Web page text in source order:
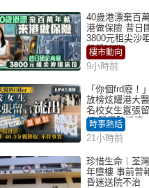
40歲港漂棄百
港做保險 昔日
3800元租尖沙
租盤Million
樓市動向
9小時前
「你個frd廢！
放榜炫耀港大
名校女生囂張留
怒 醫學院澄清
「40.5分獲錄取
實｜Juicy叮
時事熱話
21小時前
珍惜生命｜荃
年墮樓 事前曾
昏迷送院不治